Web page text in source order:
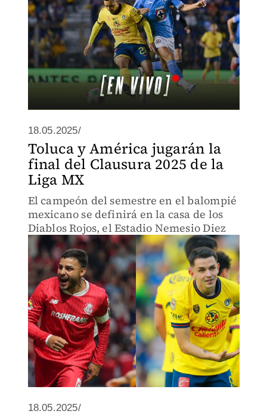
18.05.2025/
Toluca y América jugarán la
final del Clausura 2025 de la
Liga MX
El campeón del semestre en el balompié
mexicano se definirá en la casa de los
Diablos Rojos, el Estadio Nemesio Diez
18.05.2025/